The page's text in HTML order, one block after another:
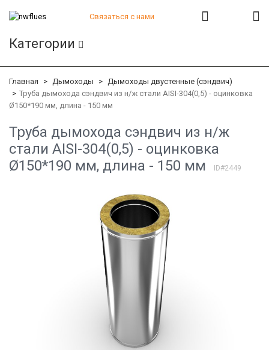
Связаться с нами
+7 (812) 542-07-85
+7 (812) 380-41-39
Категории
Главная Дымоходы
Дымоходы двустенные (сэндвич)
Труба дымохода сэндвич из н/ж стали AISI-304(0,5) - оцинковка
Ø150*190 мм, длина - 150 мм
Труба дымохода сэндвич из н/ж
стали AISI-304(0,5) - оцинковка
Ø150*190 мм, длина - 150 мм
ID#2449